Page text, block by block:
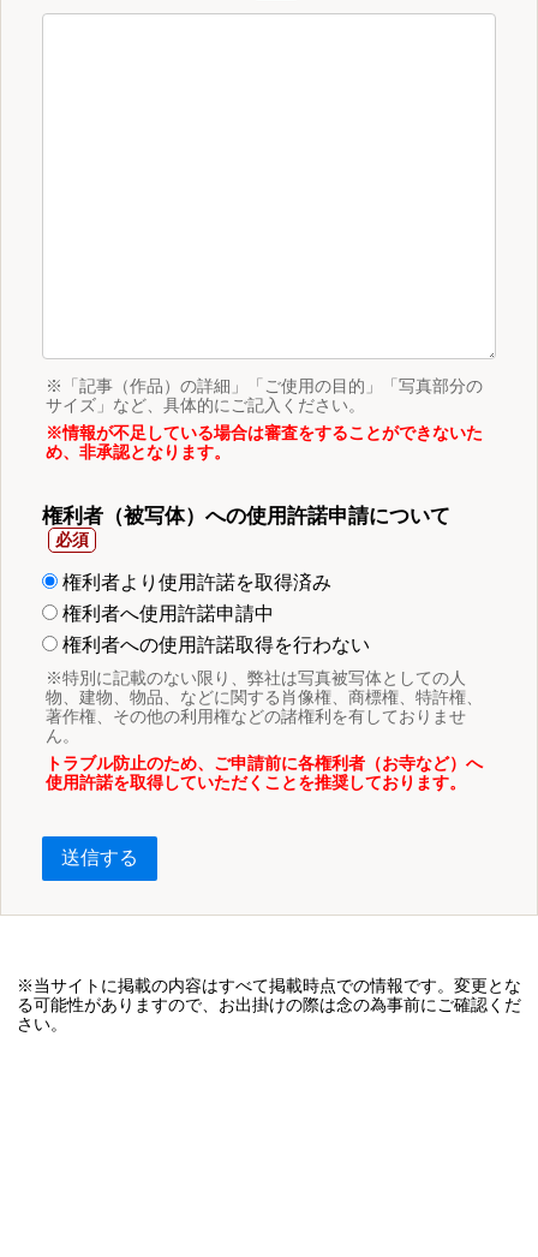
※「記事（作品）の詳細」「ご使用の目的」「写真部分の
サイズ」など、具体的にご記入ください。
※情報が不足している場合は審査をすることができないた
め、非承認となります。
権利者（被写体）への使用許諾申請について
権利者より使用許諾を取得済み
権利者へ使用許諾申請中
権利者への使用許諾取得を行わない
※特別に記載のない限り、弊社は写真被写体としての人
物、建物、物品、などに関する肖像権、商標権、特許権、
著作権、その他の利用権などの諸権利を有しておりませ
ん。
トラブル防止のため、ご申請前に各権利者（お寺など）へ
使用許諾を取得していただくことを推奨しております。
送信する
※当サイトに掲載の内容はすべて掲載時点での情報です。変更とな
る可能性がありますので、お出掛けの際は念の為事前にご確認くだ
さい。